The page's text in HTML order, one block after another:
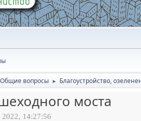
Общие вопросы ► Благоустройство,
моста
2022, 14:27:56